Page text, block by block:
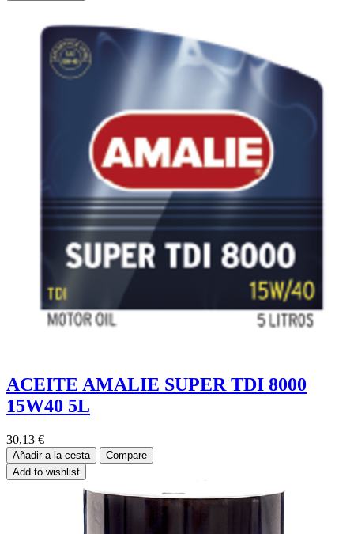
ACEITE AMALIE SUPER TDI 8000
15W40 5L
30,13 €
Añadir a la cesta
Compare
Add to wishlist